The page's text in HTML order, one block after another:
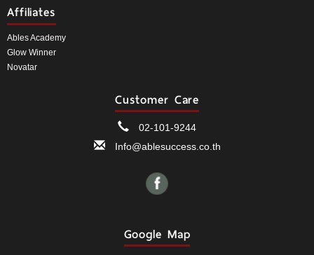
Affiliates
Ables Academy
Glow Winner
Novatar
Customer Care
02-101-9244
Info@ablesuccess.co.th
Google Map